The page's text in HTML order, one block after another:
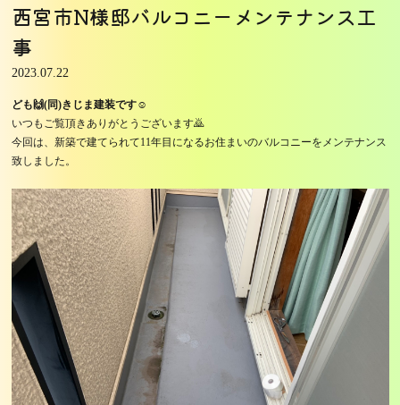
西宮市N様邸バルコニーメンテナンス工
事
2023.07.22
ども🙌(同)きじま建装です☺️
いつもご覧頂きありがとうございます🙇
今回は、新築で建てられて11年目になるお住まいのバルコニーをメンテナンス
致しました。